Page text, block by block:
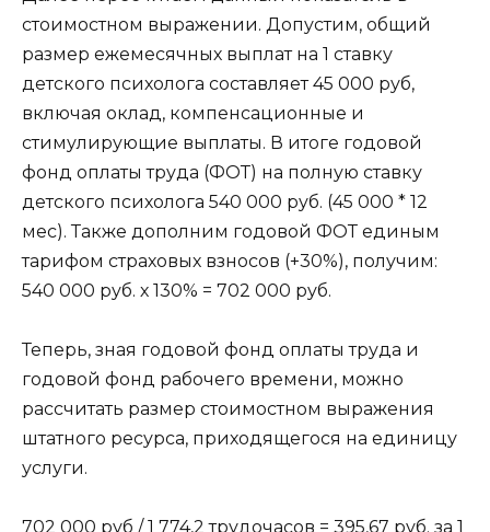
стоимостном выражении. Допустим, общий
размер ежемесячных выплат на 1 ставку
детского психолога составляет 45 000 руб,
включая оклад, компенсационные и
стимулирующие выплаты. В итоге годовой
фонд оплаты труда (ФОТ) на полную ставку
детского психолога 540 000 руб. (45 000 * 12
мес). Также дополним годовой ФОТ единым
тарифом страховых взносов (+30%), получим:
540 000 руб. х 130% = 702 000 руб.
Теперь, зная годовой фонд оплаты труда и
годовой фонд рабочего времени, можно
рассчитать размер стоимостном выражения
штатного ресурса, приходящегося на единицу
услуги.
702 000 руб / 1 774,2 трудочасов = 395,67 руб. за 1